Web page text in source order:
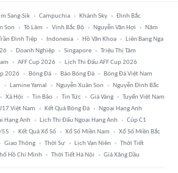
Sang-Sik Campuchia Khánh Sky
Đình Bắc
Son Tô Lâm Vịnh Bắc Bộ Nguyễn Văn Hợi
Năm
Đình Tiệp Indonesia Hồ Văn Khoa
Liên Bang Nga
Doanh Nghiệp Singapore
Triệu Thị Tâm
AFF Cup 2026
Lịch Thi Đấu AFF Cup 2026
2026
Bóng Đá Báo Bóng Đá
Bóng Đá Việt Nam
Lamine Yamal Nguyễn Xuân Son
Nguyễn Đình Bắc
Xã Hội Tin Bão Tin Tức Giá Vàng
Tuyển Việt Nam
Việt Nam Kết Quả Bóng Đá
Ngoại Hạng Anh
Hạng Anh
Lịch Thi Đấu Ngoại Hạng Anh
Cúp C1
55
Kết Quả Xổ Số Xổ Số Miền Nam
Xổ Số Miền Bắc
Giao Thông Thời Sự Lịch Vạn Niên
Thời Tiết
Hồ Chí Minh
Thời Tiết Hà Nội Giá Xăng Dầu